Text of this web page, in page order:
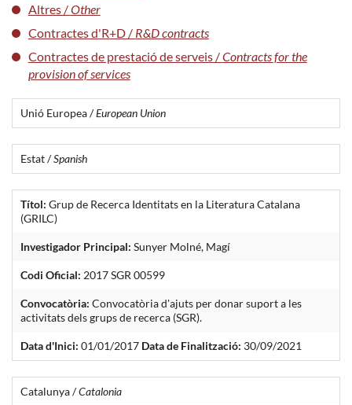
Altres /Other
Contractes d'R+D / R&D contracts
Contractes de prestació de serveis /Contracts for the
provision of services
Unió Europea /European Union
Estat /Spanish
Títol: Grup de Recerca Identitats en la Literatura Catalana
(GRILC)
Investigador Principal: Sunyer Molné, Magí
Codi Oficial: 2017 SGR 00599
Convocatòria: Convocatòria d'ajuts per donar suport a les
activitats dels grups de recerca (SGR).
Data d'Inici: 01/01/2017 Data de Finalització: 30/09/2021
Catalunya /Catalonia